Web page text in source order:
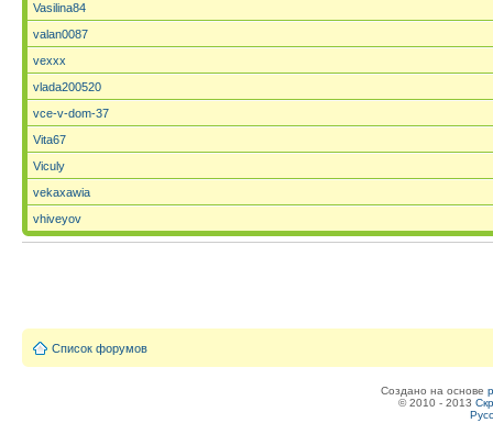
Vasilina84
valan0087
vexxx
vlada200520
vce-v-dom-37
Vita67
Viculy
vekaxawia
vhiveyov
Список форумов
Создано на основе
© 2010 - 2013